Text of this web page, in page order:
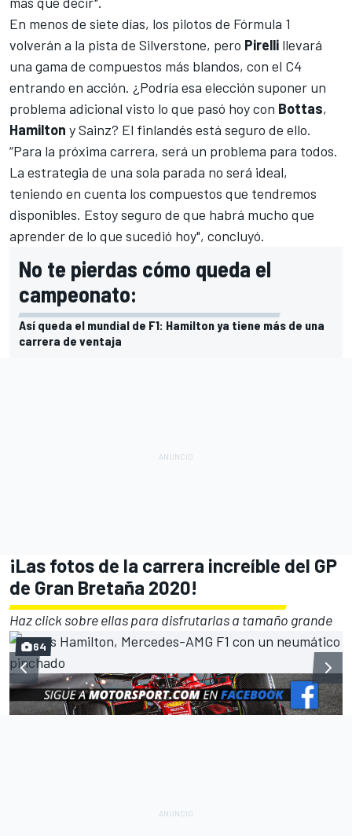
En menos de siete días, los pilotos de Fórmula 1
volverán a la pista de Silverstone, pero Pirelli llevará
una gama de compuestos más blandos, con el C4
entrando en acción. ¿Podría esa elección suponer un
problema adicional visto lo que pasó hoy con Bottas,
Hamilton ySainz? El finlandés está seguro de ello.
“Para la próxima carrera, será un problema para todos.
La estrategia de una sola parada no será ideal,
teniendo en cuenta los compuestos que tendremos
disponibles. Estoy seguro de que habrá mucho que
aprender de lo que sucedió hoy", concluyó.
No te pierdas cómo queda el
campeonato:
Así queda el mundial de F1: Hamilton ya tiene más de una
carrera de ventaja
¡Las fotos de la carrera increíble del GP
de Gran Bretaña 2020!
Haz click sobre ellas para disfrutarlas a tamaño grande
64